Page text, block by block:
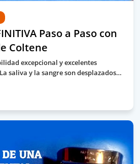
Paso a Paso con
Coltene
excepcional y excelentes
saliva y la sangre son desplazados…